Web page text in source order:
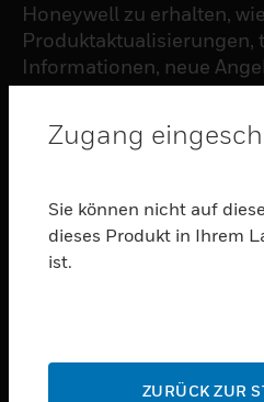
Honeywell zu erhalten,
Produktaktualisierungen,
Informationen, neue
und Neuigkeiten,
PRODUKTE
toggle view
Zugang
Sie können nicht auf
dieses Produkt in Ihrem
ist.
ZURÜCK ZUR